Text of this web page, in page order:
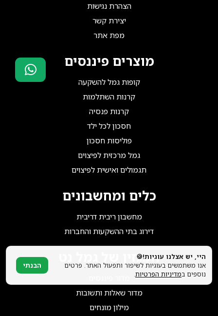
הצהרת נגישות
יצירת קשר
מפת אתר
מוצרים פיננסים
קופות גמל להשקעה
קרנות השתלמות
קרנות פנסיה
חסכון לכל ילד
פוליסות חסכון
גמל מרכזית לפיצוים
תגמולים ואישית לפיצוים
כלים ומחשבונים
מחשבון ריבית דריבית
דירוג בתי ההשקעות והחברות
המגזין של גמל נט
מדור שאלות ותשובות
מילון מונחים
היי, יש אצלנו עוגיות!🍪
אנו משתמשים בעוגיות לשיפור ותפעול האתר. פרטים
נוספים במדיניות הפרטיות.
הבנתי